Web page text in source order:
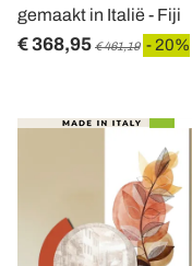
gemaakt in Italië - Fiji
€ 368,95 € 461,19 - 20%